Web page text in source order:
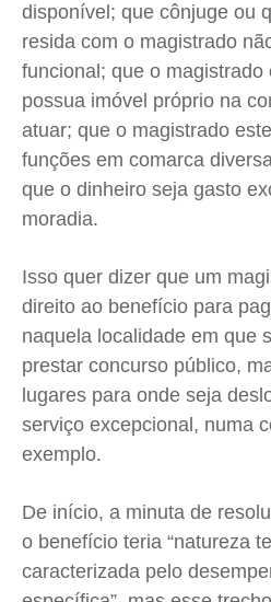
disponível; que cônjuge ou
resida com o magistrado
funcional; que o magistrado
possua imóvel próprio na
atuar; que o magistrado
funções em comarca
que o dinheiro seja gasto
moradia.
Isso quer dizer que um
direito ao benefício para
naquela localidade em que
prestar concurso público,
lugares para onde seja
serviço excepcional, numa
exemplo.
De início, a minuta de
o benefício teria “natureza
caracterizada pelo